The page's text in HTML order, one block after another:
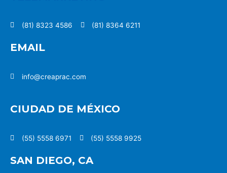
(81) 8323 4586 (81) 8364 6211
EMAIL
info@creaprac.com
CIUDAD DE MÉXICO
(55) 5558 6971 (55) 5558 9925
SAN DIEGO, CA